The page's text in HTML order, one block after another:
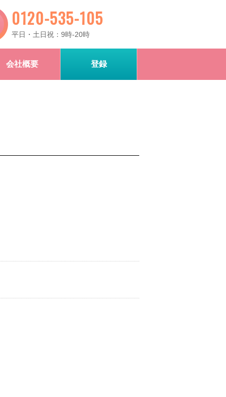
0120-535-105
平日・土日祝：9時-20時
会社概要 登録